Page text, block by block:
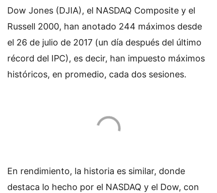
Dow Jones (DJIA), el NASDAQ Composite y el
Russell 2000, han anotado 244 máximos desde
el 26 de julio de 2017 (un día después del último
récord del IPC), es decir, han impuesto máximos
históricos, en promedio, cada dos sesiones.
En rendimiento, la historia es similar, donde
destaca lo hecho por el NASDAQ y el Dow, con